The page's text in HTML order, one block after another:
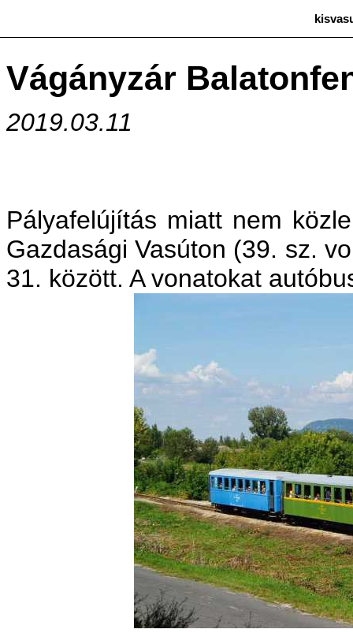
Vágányzár
2019.03.11
Pályafelújítás miatt nem
Gazdasági Vasúton (39. sz.
31. között. A vonatokat